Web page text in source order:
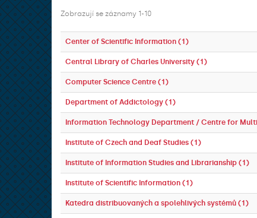
Zobrazují se záznamy 1-10
Center of Scientific Information (1)
Central Library of Charles University (1)
Computer Science Centre (1)
Department of Addictology (1)
Information Technology Department / Centre for
Institute of Czech and Deaf Studies (1)
Institute of Information Studies and Librarianship (1)
Institute of Scientific Information (1)
Katedra distribuovaných a spolehlivých systémů (1)